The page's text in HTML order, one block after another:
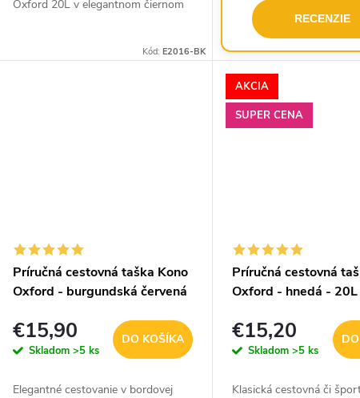
Oxford 20L v elegantnom čiernom
športové...
Kód:E2016-BK
RECENZIE
Príručná cestovná taška Kono
Oxford - burgundská červená
€15,90
Skladom >5 ks
DO KOŠÍKA
Elegantné cestovanie v bordovej
AKCIA
SUPER CENA
Príručná cestovná
Oxford - hnedá - 20L
€15,20
Skladom>5 ks
Klasická cestovná či